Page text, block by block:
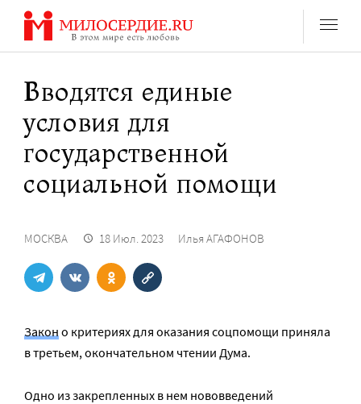
Перейти
содержанию
Вводятся единые
условия для
государственной
социальной помощи
МОСКВА 18 Июл. 2023 Илья АГАФОНОВ
Законо критериях для оказания соцпомощи приняла
в третьем, окончательном чтении Дума.
Одно из закрепленных в нем нововведений